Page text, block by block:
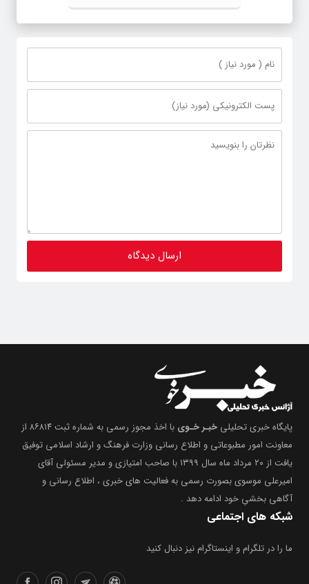
پایگاه خبری تحلیلی خبـر خـوی
با اخذ مجوز رسمی به شماره ثبت ۸۶۸۱۴ از
معاونت امور مطبوعاتی و اطلاع رسانی وزارت فرهنگ و ارشاد اسلامی توفیق
یافت از ۲۰ مرداد ماه سال ۱۳۹۹ با صاحب امتیازی و مدیر مسئولی آقای
امیرعلی موسوی بصورت رسمی به فعالیت های خبری ، اطلاع رسانی و
آگاهی بخشیِ خود ادامه دهد .
شبکه های اجتماعی
ما را در تلگرام و اینستاگرام نیز دنبال کنید